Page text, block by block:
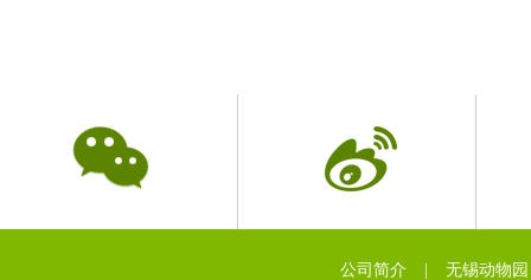
公司简介 无锡动物园